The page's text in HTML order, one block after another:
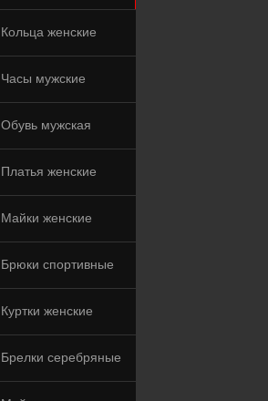
Кольца женские
Часы мужские
Обувь мужская
Платья женские
Майки женские
Брюки спортивные
Куртки женские
Брелки серебряные